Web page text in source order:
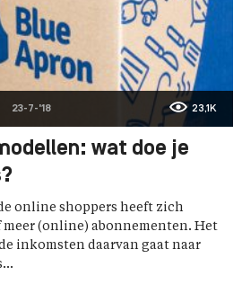
23-7-'18 23,1K
wat doe je
online shoppers heeft zich
meer (online) abonnementen. Het
inkomsten daarvan gaat naar